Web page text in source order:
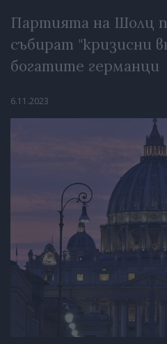
Партията на Шолц
събират "кризисни
богатите германци
6.11.2023